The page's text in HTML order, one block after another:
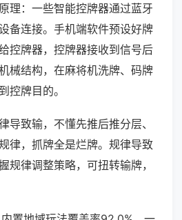
理：一些智能控牌器通过蓝牙
备连接。手机端软件预设好牌
控牌器，控牌器接收到信号后
械结构，在麻将机洗牌、码牌
控牌目的。
导致输，不懂先推后推分层、
律，抓牌全是烂牌。规律导致
规律调整策略，可扭转输牌，